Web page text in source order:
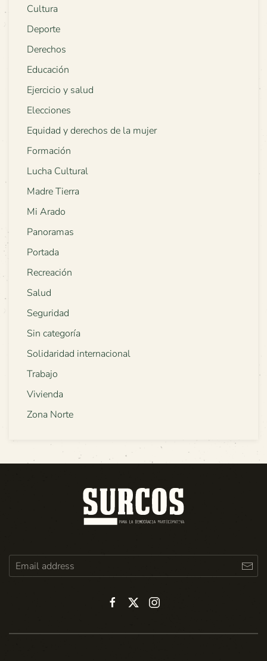
Cultura
Deporte
Derechos
Educación
Ejercicio y salud
Elecciones
Equidad y derechos de la mujer
Formación
Lucha Cultural
Madre Tierra
Mi Arado
Panoramas
Portada
Recreación
Salud
Seguridad
Sin categoría
Solidaridad internacional
Trabajo
Vivienda
Zona Norte